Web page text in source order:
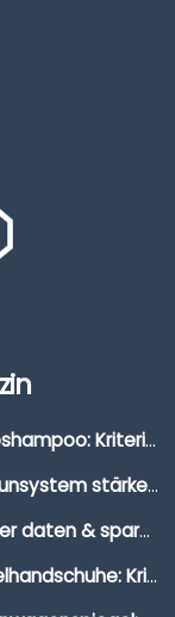
Autoshampoo: Kriterien, Unterschiede & Anwendung
Immunsystem stärken: Hausmittel, Vitamine & Wissenswertes
Clever daten & sparen: So findest du die besten Deals für Dates und Unternehmungen
Segelhandschuhe: Kriterien, Materialien & Tipps